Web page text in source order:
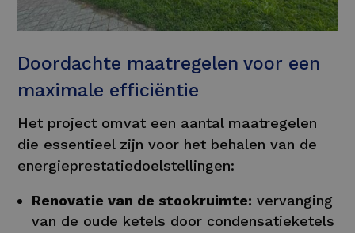
Doordachte maatregelen voor een
maximale efficiëntie
Het project omvat een aantal maatregelen
die essentieel zijn voor het behalen van de
energieprestatiedoelstellingen:
Renovatie van de stookruimte: vervanging
van de oude ketels door condensatieketels